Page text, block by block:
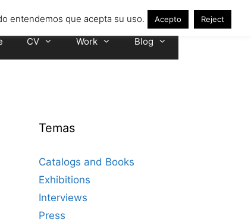
CV Work Blog
Temas
Catalogs and Books
Exhibitions
Interviews
Press
entendemos que acepta su uso. Acepto Reject